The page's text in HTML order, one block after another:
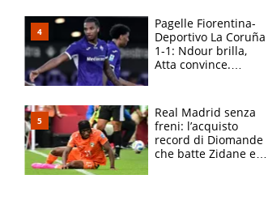
adesso
Pagelle Fiorentina-
Deportivo La Coruña
1-1: Ndour brilla,
Atta convince.
Real Madrid senza
freni: l’acquisto
record di Diomande
che batte Zidane e